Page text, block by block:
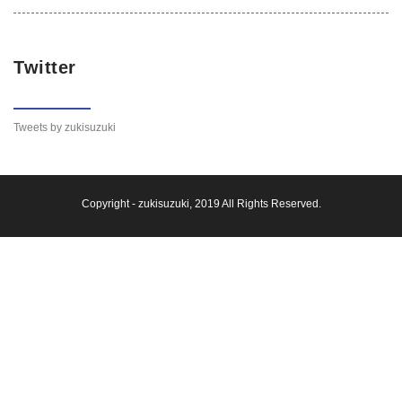
Twitter
Tweets by zukisuzuki
Copyright - zukisuzuki, 2019 All Rights Reserved.